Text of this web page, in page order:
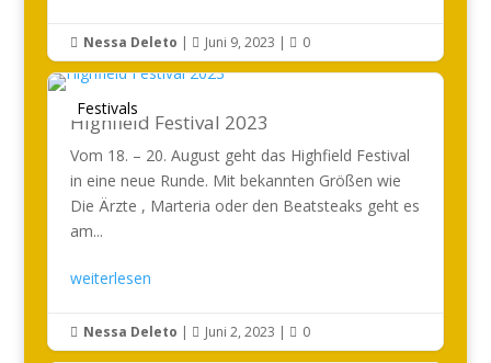
 Nessa Deleto |  Juni 9, 2023 |  0
Festivals
Highfield Festival 2023
Vom 18. – 20. August geht das Highfield Festival
in eine neue Runde. Mit bekannten Größen wie
Die Ärzte , Marteria oder den Beatsteaks geht es
am...
weiterlesen
 Nessa Deleto |  Juni 2, 2023 |  0